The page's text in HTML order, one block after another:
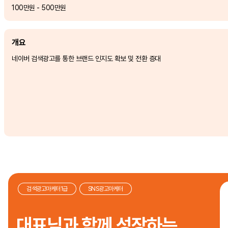
100만원 - 500만원
개요
네이버 검색광고를 통한 브랜드 인지도 확보 및 전환 증대
검색광고마케터1급 SNS광고마케터